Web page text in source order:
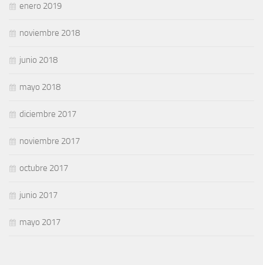
enero 2019
noviembre 2018
junio 2018
mayo 2018
diciembre 2017
noviembre 2017
octubre 2017
junio 2017
mayo 2017